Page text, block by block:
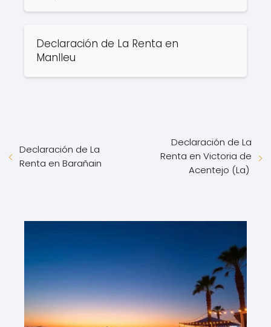
Declaración de La Renta en
Manlleu
Declaración de La
Renta en Barañain
Declaración de La
Renta en Victoria de
Acentejo (La)